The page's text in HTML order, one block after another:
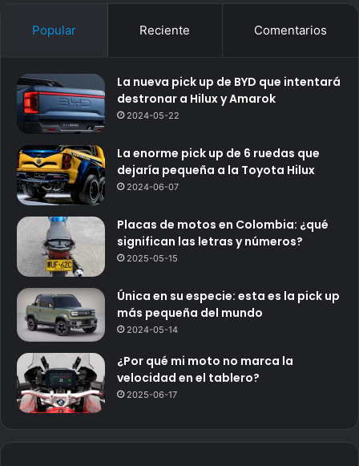
Popular Reciente Comentarios
La nueva pick up de BYD que intentará
destronar a Hilux y Amarok
2024-05-22
La enorme pick up de 6 ruedas que
dejaría pequeña a la Toyota Hilux
2024-06-07
Placas de motos en Colombia: ¿qué
significan las letras y números?
2025-05-15
Única en su especie: esta es la pick up
más pequeña del mundo
2024-05-14
¿Por qué mi moto no marca la
velocidad en el tablero?
2025-06-17